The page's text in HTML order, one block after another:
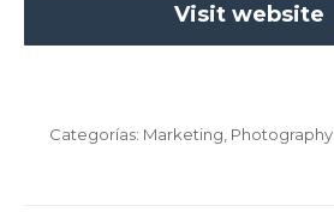
Visit website
Categorías: Marketing Photography